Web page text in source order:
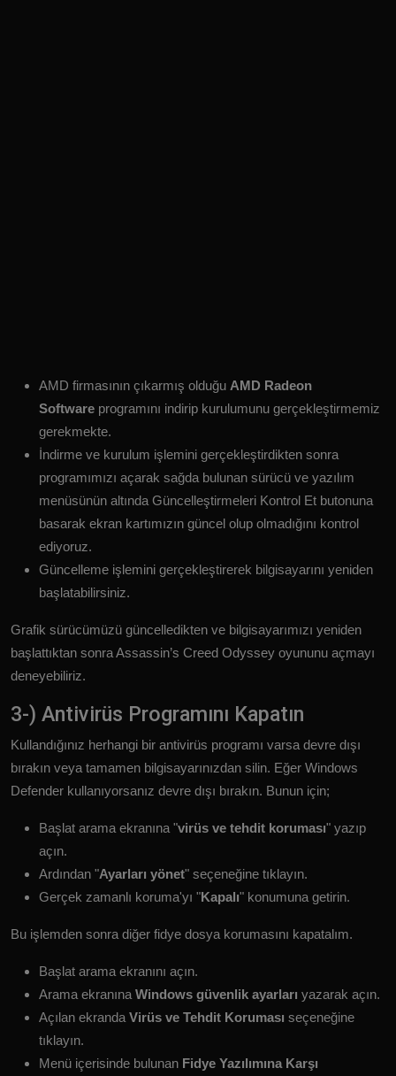
AMD firmasının çıkarmış olduğu AMD Radeon
Software programını indirip kurulumunu gerçekleştirmemiz
gerekmekte.
İndirme ve kurulum işlemini gerçekleştirdikten sonra
programımızı açarak sağda bulunan sürücü ve yazılım
menüsünün altında Güncelleştirmeleri Kontrol Et butonuna
basarak ekran kartımızın güncel olup olmadığını kontrol
ediyoruz.
Güncelleme işlemini gerçekleştirerek bilgisayarını yeniden
başlatabilirsiniz.
Grafik sürücümüzü güncelledikten ve bilgisayarımızı yeniden
başlattıktan sonra Assassin’s Creed Odyssey oyununu açmayı
deneyebiliriz.
3-) Antivirüs Programını Kapatın
Kullandığınız herhangi bir antivirüs programı varsa devre dışı
bırakın veya tamamen bilgisayarınızdan silin. Eğer Windows
Defender kullanıyorsanız devre dışı bırakın. Bunun için;
Başlat arama ekranına "virüs ve tehdit koruması" yazıp
açın.
Ardından "Ayarları yönet" seçeneğine tıklayın.
Gerçek zamanlı koruma'yı "Kapalı" konumuna getirin.
Bu işlemden sonra diğer fidye dosya korumasını kapatalım.
Başlat arama ekranını açın.
Arama ekranına Windows güvenlik ayarları yazarak açın.
Açılan ekranda Virüs ve Tehdit Koruması seçeneğine
tıklayın.
Menü içerisinde bulunan Fidye Yazılımına Karşı